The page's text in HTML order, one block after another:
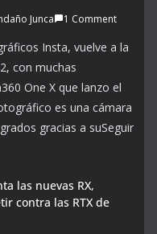
Junca 1 Comment
Insta, vuelve a la
con muchas
One X que lanzo el
es una cámara
gracias a suSeguir
las nuevas RX,
contra las RTX de